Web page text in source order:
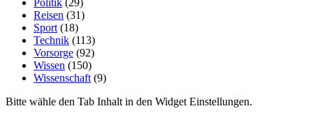
Reisen (31)
Sport (18)
Technik (113)
Vorsorge (92)
Wissen (150)
Wissenschaft (9)
Bitte wähle den Tab Inhalt in den Widget Einstellungen.